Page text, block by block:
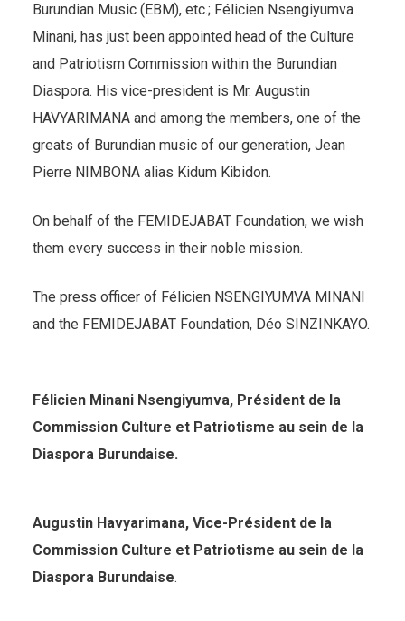
Burundian Music (EBM), etc.; Félicien Nsengiyumva
Minani, has just been appointed head of the Culture
and Patriotism Commission within the Burundian
Diaspora. His vice-president is Mr. Augustin
HAVYARIMANA and among the members, one of the
greats of Burundian music of our generation, Jean
Pierre NIMBONA alias Kidum Kibidon.
On behalf of the FEMIDEJABAT Foundation, we wish
them every success in their noble mission.
The press officer of Félicien NSENGIYUMVA MINANI
and the FEMIDEJABAT Foundation, Déo SINZINKAYO.
Félicien Minani Nsengiyumva, Président de la
Commission Culture et Patriotisme au sein de la
Diaspora Burundaise.
Augustin Havyarimana, Vice-Président de la
Commission Culture et Patriotisme au sein de la
Diaspora Burundaise.